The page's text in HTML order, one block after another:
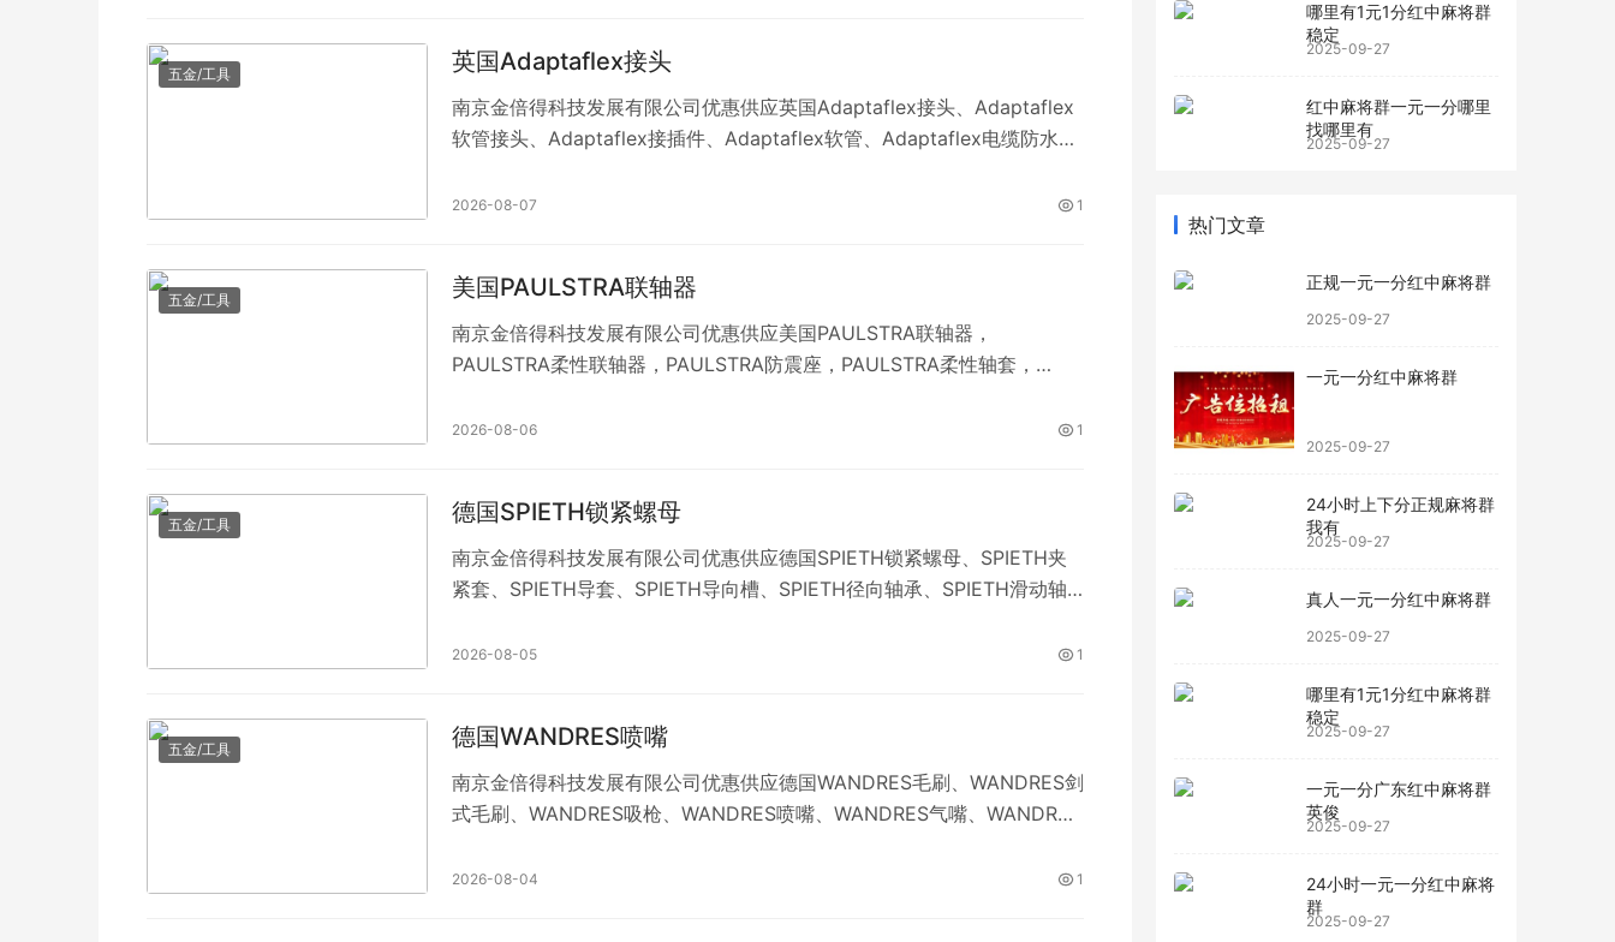
五金/工具 英国Adaptaflex接头
南京金倍得科技发展有限公司优惠供应英国Adaptaflex接头、Adaptaflex
软管接头、Adaptaflex接插件、Adaptaflex软管、Adaptaflex电缆防水接
2026-08-07 1
五金/工具 美国PAULSTRA联轴器
南京金倍得科技发展有限公司优惠供应美国PAULSTRA联轴器，
PAULSTRA柔性联轴器，PAULSTRA防震座，PAULSTRA柔性轴套，
2026-08-06 1
五金/工具 德国SPIETH锁紧螺母
南京金倍得科技发展有限公司优惠供应德国SPIETH锁紧螺母、SPIETH夹
紧套、SPIETH导套、SPIETH导向槽、SPIETH径向轴承、SPIETH滑动轴
SPIETH锁紧套、 SPIETH联轴器、SPIETH液压胀套、SPIETH直线导轨。
2026-08-05 1
五金/工具 德国WANDRES喷嘴
南京金倍得科技发展有限公司优惠供应德国WANDRES毛刷、WANDRES剑
式毛刷、WANDRES吸枪、WANDRES喷嘴、WANDRES气嘴、WANDRES
2026-08-04 1
哪里有1元1分红中麻将群
稳定
2025-09-27
红中麻将群一元一分哪里
找哪里有
2025-09-27
热门文章
正规一元一分红中麻将群
2025-09-27
一元一分红中麻将群
2025-09-27
24小时上下分正规麻将群
我有
2025-09-27
真人一元一分红中麻将群
2025-09-27
哪里有1元1分红中麻将群
稳定
2025-09-27
一元一分广东红中麻将群
英俊
2025-09-27
24小时一元一分红中麻将
群
2025-09-27